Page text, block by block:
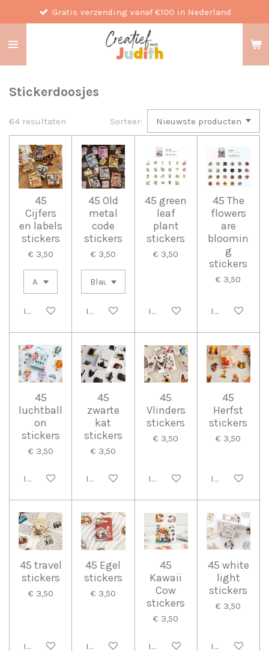
direct
naar
Gratis verzending vanaf €100 in Nederland
Stickerdoosjes
64 resultaten Sorteer:
45
Cijfers
en labels
stickers
€ 3,50
In winkelwagen
45 Old
metal
code
stickers
€ 3,50
In winkelwagen
45 green
leaf
plant
stickers
€ 3,50
In winkelwagen
45 The
flowers
are
bloomin
g
stickers
€ 3,50
In
45
luchtball
on
stickers
€ 3,50
In winkelwagen
45
zwarte
kat
stickers
€ 3,50
In winkelwagen
45
Vlinders
stickers
€ 3,50
In winkelwagen
45
Herfst
stickers
€ 3,50
In
45 travel
stickers
€ 3,50
In winkelwagen
45 Egel
stickers
€ 3,50
In winkelwagen
45
Kawaii
Cow
stickers
€ 3,50
In winkelwagen
45 white
light
stickers
€ 3,50
In